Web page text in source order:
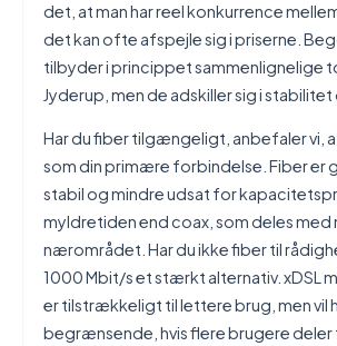
det, at man har reel konkurrence
det kan ofte afspejle sig i priserne.
tilbyder i princippet sammenlignelige
Jyderup, men de adskiller sig i
Har du fiber tilgængeligt, anbefaler vi,
som din primære forbindelse. Fiber er
stabil og mindre udsat for
myldretiden end coax, som deles med
nærområdet. Har du ikke fiber til
1000 Mbit/s et stærkt alternativ. xDSL
er tilstrækkeligt til lettere brug, men vil
begrænsende, hvis flere brugere deler